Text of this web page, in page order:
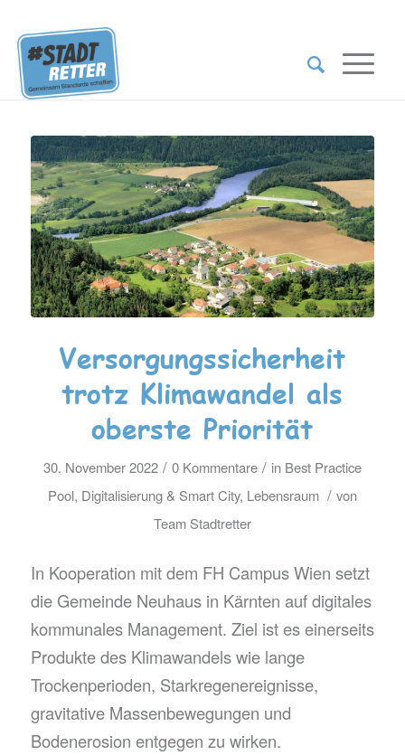
Versorgungssicherheit
trotz Klimawandel als
oberste Priorität
30. November 2022 / 0 Kommentare / in Best Practice
Pool, Digitalisierung & Smart City, Lebensraum / von
Team Stadtretter
In Kooperation mit dem FH Campus Wien setzt
die Gemeinde Neuhaus in Kärnten auf digitales
kommunales Management. Ziel ist es einerseits
Produkte des Klimawandels wie lange
Trockenperioden, Starkregenereignisse,
gravitative Massenbewegungen und
Bodenerosion entgegen zu wirken.